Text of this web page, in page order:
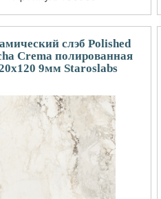
слэб Polished
Crema полированная
9мм Staroslabs